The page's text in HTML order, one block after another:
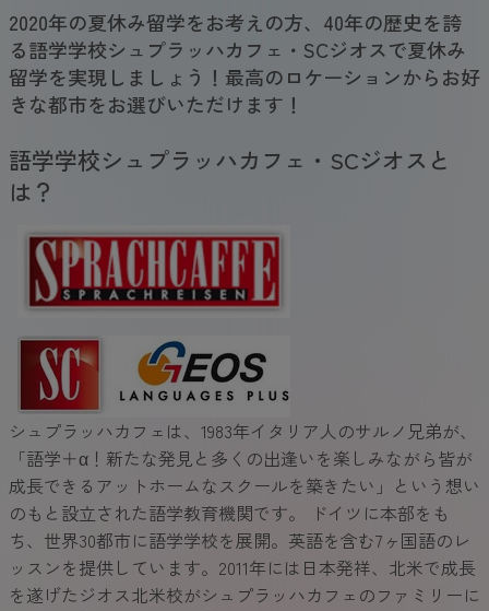
2020年の夏休み留学をお考えの方、40年の歴史を誇
る語学学校シュプラッハカフェ・SCジオスで夏休み
留学を実現しましょう！最高のロケーションからお好
きな都市をお選びいただけます！
語学学校シュプラッハカフェ・SCジオスと
は？
シュプラッハカフェは、1983年イタリア人のサルノ兄弟が、
「語学＋α！新たな発見と多くの出逢いを楽しみながら皆が
成長できるアットホームなスクールを築きたい」という想い
のもと設立された語学教育機関です。 ドイツに本部をも
ち、世界30都市に語学学校を展開。英語を含む7ヶ国語のレ
ッスンを提供しています。2011年には日本発祥、北米で成長
を遂げたジオス北米校がシュプラッハカフェのファミリーに